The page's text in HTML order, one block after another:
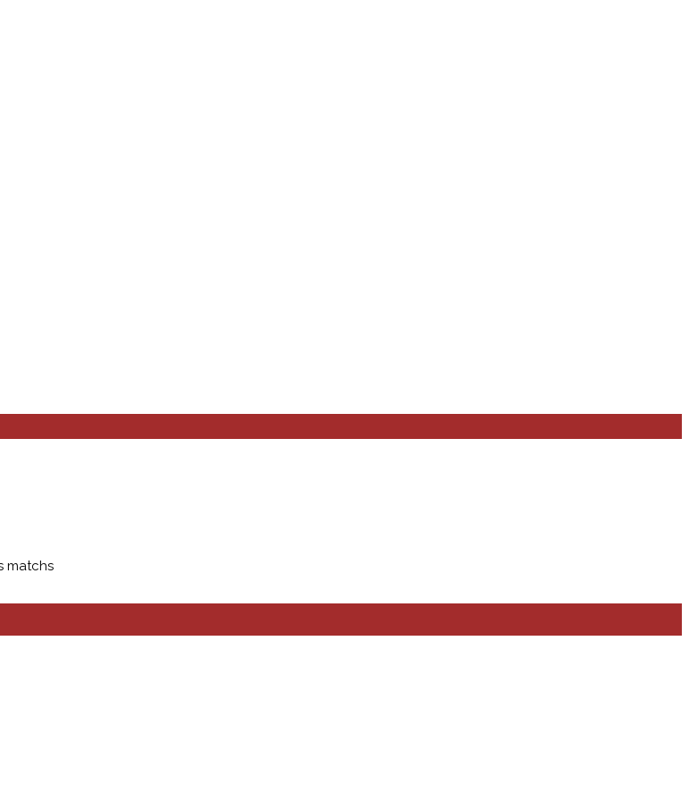
matchs